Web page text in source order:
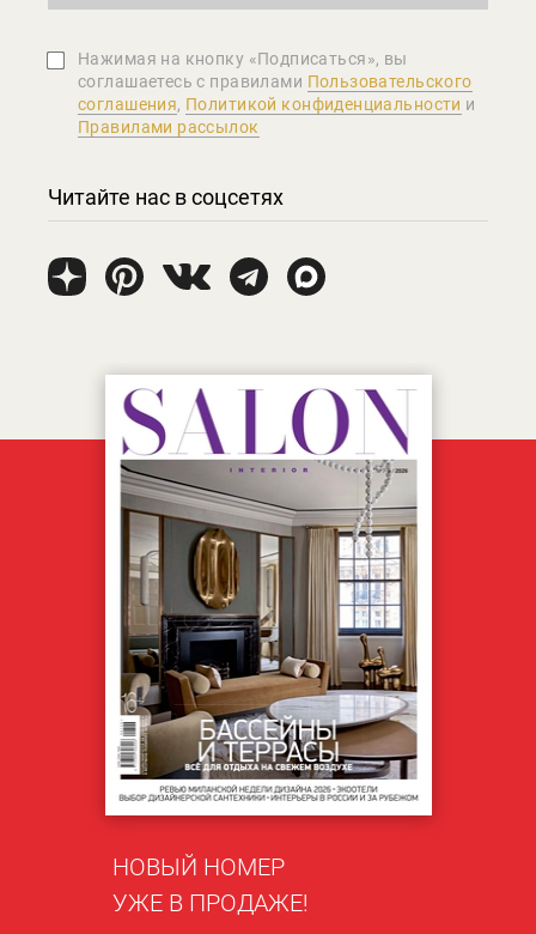
Нажимая на кнопку «Подписаться», вы
соглашаетеcь с правилами Пользовательского
соглашения, Политикой конфиденциальности и
Правилами рассылок
Читайте нас в соцсетях
НОВЫЙ НОМЕР
УЖЕ В ПРОДАЖЕ!